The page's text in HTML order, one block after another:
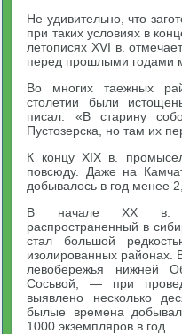
Не удивительно, что
при таких условиях в
летописях XVI в.
перед прошлыми годами
Во многих таежных
столетии были
писал: «В старину
Пустозерска, но там их
К концу XIX в.
повсюду. Даже на
добывалось в год менее
В начале XX в.
распространенный в
стал большой
изолированных районах.
левобережья нижней
Сосьвой, — при
выявлено несколько
былые времена
1000 экземпляров в год.